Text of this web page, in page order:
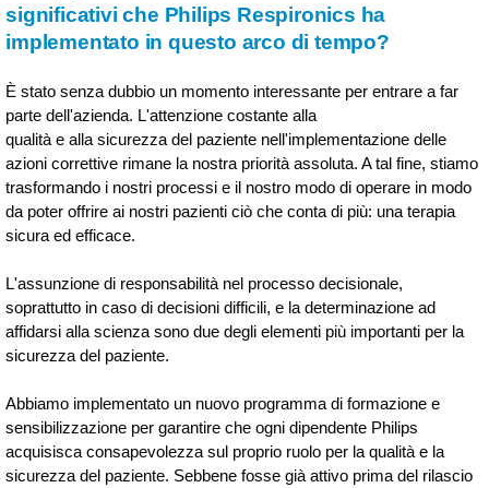
significativi che Philips Respironics ha
implementato in questo arco di tempo?
È stato senza dubbio un momento interessante per entrare a far
parte dell'azienda. L'attenzione costante alla
qualità e alla sicurezza del paziente nell'implementazione delle
azioni correttive rimane la nostra priorità assoluta. A tal fine, stiamo
trasformando i nostri processi e il nostro modo di operare in modo
da poter offrire ai nostri pazienti ciò che conta di più: una terapia
sicura ed efficace.
L'assunzione di responsabilità nel processo decisionale,
soprattutto in caso di decisioni difficili, e la determinazione ad
affidarsi alla scienza sono due degli elementi più importanti per la
sicurezza del paziente.
Abbiamo implementato un nuovo programma di formazione e
sensibilizzazione per garantire che ogni dipendente Philips
acquisisca consapevolezza sul proprio ruolo per la qualità e la
sicurezza del paziente. Sebbene fosse già attivo prima del rilascio